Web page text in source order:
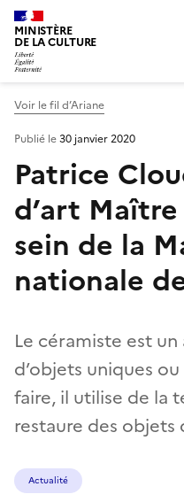
MINISTÈRE
DE LA CULTURE
Voir le fil d’Ariane
Patrice
d’art
sein de la
nationale
Le céramiste est
d’objets uniques
faire, il utilise de la
restaure des objets
Publié le30 janvier 2020
Actualité